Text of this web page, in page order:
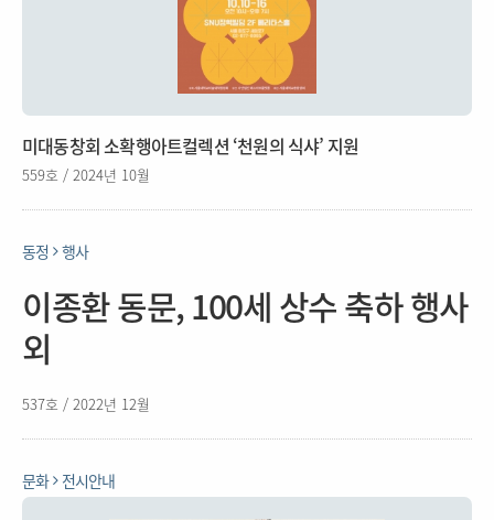
미대동창회 소확행아트컬렉션 ‘천원의 식샤’ 지원
559호 / 2024년 10월
동정 행사
이종환 동문, 100세 상수 축하 행사
외
537호 / 2022년 12월
문화 전시안내